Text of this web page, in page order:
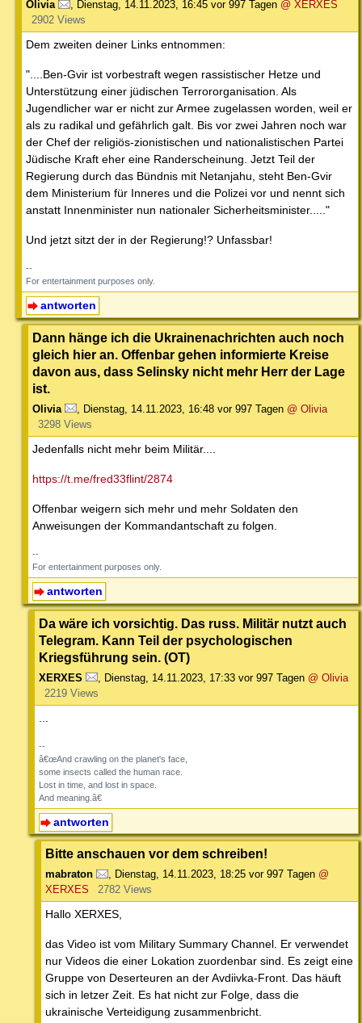
Olivia , Dienstag, 14.11.2023, 16:45 vor 997 Tagen @ XERXES
2902 Views
Dem zweiten deiner Links entnommen:
"....Ben-Gvir ist vorbestraft wegen rassistischer Hetze und
Unterstützung einer jüdischen Terrororganisation. Als
Jugendlicher war er nicht zur Armee zugelassen worden, weil er
als zu radikal und gefährlich galt. Bis vor zwei Jahren noch war
der Chef der religiös-zionistischen und nationalistischen Partei
Jüdische Kraft eher eine Randerscheinung. Jetzt Teil der
Regierung durch das Bündnis mit Netanjahu, steht Ben-Gvir
dem Ministerium für Inneres und die Polizei vor und nennt sich
anstatt Innenminister nun nationaler Sicherheitsminister....."
Und jetzt sitzt der in der Regierung!? Unfassbar!
--
For entertainment purposes only.
antworten
Dann hänge ich die Ukrainenachrichten auch noch
gleich hier an. Offenbar gehen informierte Kreise
davon aus, dass Selinsky nicht mehr Herr der Lage
ist.
Olivia Dienstag, 14.11.2023, 16:48 vor 997 Tagen @ Olivia
3298 Views
Jedenfalls nicht mehr beim Militär....
https://t.me/fred33flint/2874
Offenbar weigern sich mehr und mehr Soldaten den
Anweisungen der Kommandantschaft zu folgen.
--
For entertainment purposes only.
antworten
Da wäre ich vorsichtig. Das russ. Militär nutzt auch
Telegram. Kann Teil der psychologischen
Kriegsführung sein. (OT)
XERXES Dienstag, 14.11.2023, 17:33 vor 997 Tagen @ Olivia
2219 Views
--
â€œAnd crawling on the planet's face,
some insects called the human race.
Lost in time, and lost in space.
And meaning.â€
antworten
Bitte anschauen vor dem schreiben!
mabraton , Dienstag, 14.11.2023, 18:25 vor 997 Tagen @
XERXES
2782 Views
Hallo XERXES,
das Video ist vom Military Summary Channel. Er verwendet
nur Videos die einer Lokation zuordenbar sind. Es zeigt eine
Gruppe von Deserteuren an der Avdiivka-Front. Das häuft
sich in letzer Zeit. Es hat nicht zur Folge, dass die
ukrainische Verteidigung zusammenbricht.